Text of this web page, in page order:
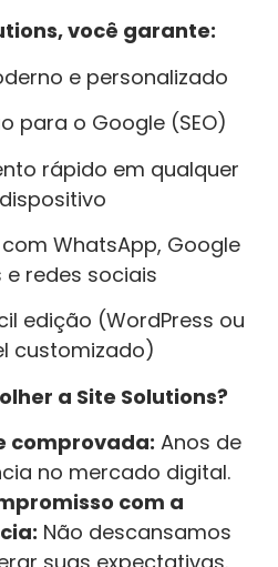
você garante:
e personalizado
para o Google (SEO)
rápido em qualquer
dispositivo
WhatsApp, Google
e redes sociais
edição (WordPress ou
customizado)
a Site Solutions?
comprovada: Anos de
no mercado digital.
com a
Não descansamos